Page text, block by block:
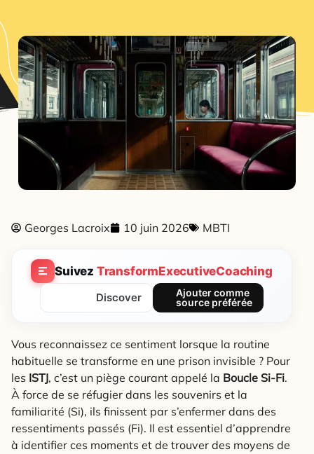
Georges Lacroix 10 juin 2026 MBTI
Suivez TransformExecutiveCoaching
Discover
Ajouter comme
source préférée
Vous reconnaissez ce sentiment lorsque la routine
habituelle se transforme en une prison invisible ? Pour
les ISTJ, c’est un piège courant appelé la Boucle Si-Fi.
À force de se réfugier dans les souvenirs et la
familiarité (Si), ils finissent par s’enfermer dans des
ressentiments passés (Fi). Il est essentiel d’apprendre
à identifier ces moments et de trouver des moyens de